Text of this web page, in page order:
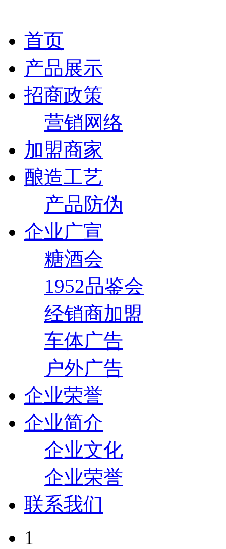
首页
产品展示
招商政策
营销网络
加盟商家
酿造工艺
产品防伪
企业广宣
糖酒会
1952品鉴会
经销商加盟
车体广告
户外广告
企业荣誉
企业简介
企业文化
企业荣誉
联系我们
1